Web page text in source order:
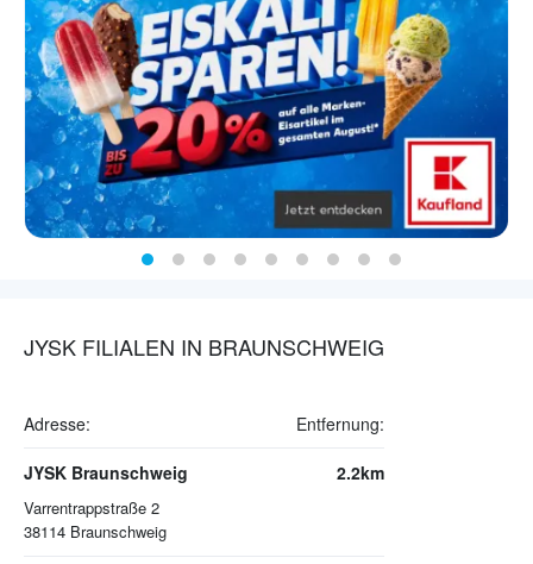
JYSK FILIALEN IN BRAUNSCHWEIG
Adresse: Entfernung:
JYSK Braunschweig
Varrentrappstraße 2
38114 Braunschweig
2.2km